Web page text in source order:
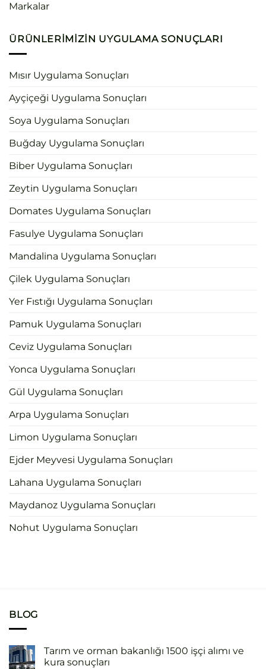
Markalar
ÜRÜNLERIMIZIN UYGULAMA SONUÇLARI
Mısır Uygulama Sonuçları
Ayçiçeği Uygulama Sonuçları
Soya Uygulama Sonuçları
Buğday Uygulama Sonuçları
Biber Uygulama Sonuçları
Zeytin Uygulama Sonuçları
Domates Uygulama Sonuçları
Fasulye Uygulama Sonuçları
Mandalina Uygulama Sonuçları
Çilek Uygulama Sonuçları
Yer Fıstığı Uygulama Sonuçları
Pamuk Uygulama Sonuçları
Ceviz Uygulama Sonuçları
Yonca Uygulama Sonuçları
Gül Uygulama Sonuçları
Arpa Uygulama Sonuçları
Limon Uygulama Sonuçları
Ejder Meyvesi Uygulama Sonuçları
Lahana Uygulama Sonuçları
Maydanoz Uygulama Sonuçları
Nohut Uygulama Sonuçları
BLOG
Tarım ve orman bakanlığı 1500 işçi alımı ve
kura sonuçları